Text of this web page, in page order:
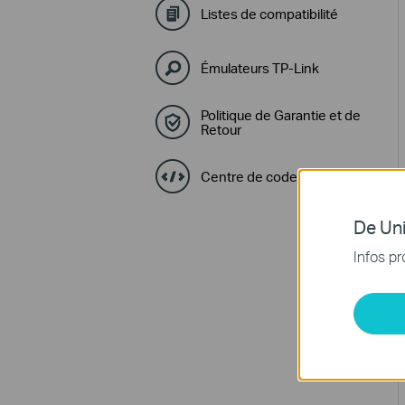
Listes de compatibilité
Émulateurs TP-Link
Politique de Garantie et de
Retour
Centre de code GPL
De
Infos